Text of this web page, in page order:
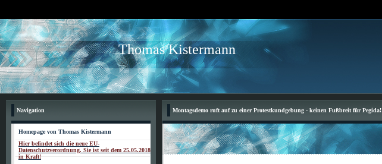
Thomas Kistermann
Navigation
Homepage von Thomas Kistermann
Hier befindet sich die neue EU-
Datenschutzverordnung. Sie ist seit dem 25.05.2018
in Kraft!
Montagsdemo ruft auf zu einer Protestkundgebung - keinen Fußbreit für Pegida!